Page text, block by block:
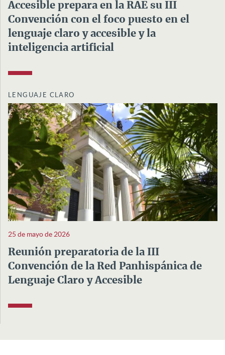
Accesible prepara en la RAE su III
Convención con el foco puesto en el
lenguaje claro y accesible y la
inteligencia artificial
LENGUAJE CLARO
25 de mayo de 2026
Reunión preparatoria de la III
Convención de la Red Panhispánica de
Lenguaje Claro y Accesible